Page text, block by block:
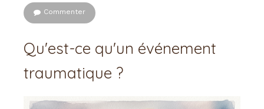
Commenter
Qu'est-ce qu'un événement
traumatique ?